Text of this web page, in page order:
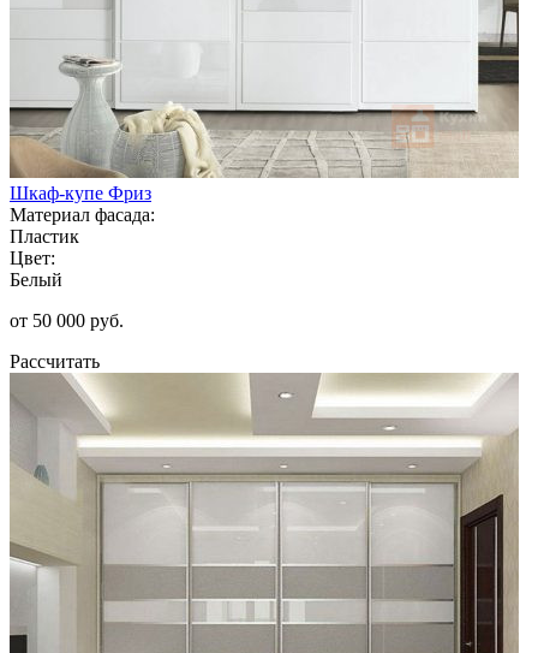
Шкаф-купе Фриз
Материал фасада:
Пластик
Цвет:
Белый
от 50 000 руб.
Рассчитать